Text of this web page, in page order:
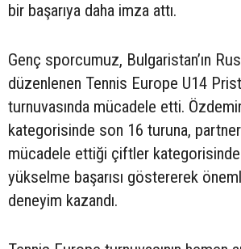
bir başarıya daha imza attı.
Genç sporcumuz, Bulgaristan’ın
düzenlenen Tennis Europe U14
turnuvasında mücadele etti.
kategorisinde son 16 turuna,
mücadele ettiği çiftler
yükselme başarısı göstererek
deneyim kazandı.